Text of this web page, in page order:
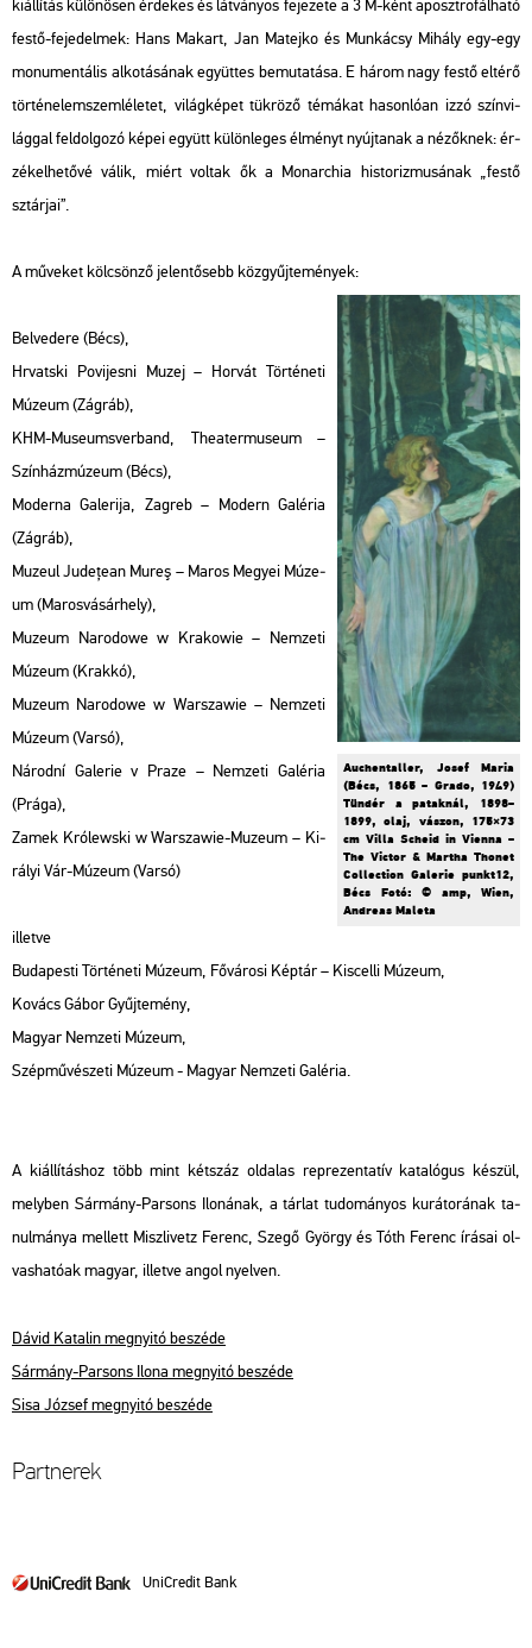
ki­ál­lí­tás kü­lö­nö­sen ér­de­kes és lát­vá­nyos fe­je­ze­te a 3 M-ként aposzt­ro­fál­ha­tó
festő-fe­je­del­mek: Hans Ma­kart, Jan Ma­tej­ko és Mun­ká­csy Mi­hály egy-egy
mo­nu­men­tá­lis al­ko­tá­sá­nak együt­tes be­mu­ta­tá­sa. E három nagy festő el­té­rő
tör­té­ne­lem­szem­lé­le­tet, vi­lág­ké­pet tük­rö­ző té­má­kat ha­son­ló­an izzó szín­vi­
lág­gal fel­dol­go­zó képei együtt kü­lön­le­ges él­ményt nyúj­ta­nak a né­zők­nek: ér­
zé­kel­he­tő­vé válik, miért vol­tak ők a Mo­nar­chia his­to­riz­mu­sá­nak „festő
sztár­jai”.
A mű­ve­ket köl­csön­ző je­len­tő­sebb köz­gyűj­te­mé­nyek:
Au­chental­ler, Josef Maria
(Bécs, 1865 – Grado, 1949)
Tün­dér a pa­tak­nál, 1898–
1899, olaj, vá­szon, 175×73
cm Villa Sche­id in Vi­en­na –
The Vic­tor & Mar­tha Tho­net
Coll­ec­ti­on Ga­le­rie punkt12,
Bécs Fotó: © amp, Wien,
And­re­as Ma­le­ta
Bel­ve­de­re (Bécs),
Hr­vat­s­ki Pov­ijes­ni Muzej – Hor­vát Tör­té­ne­ti
Mú­ze­um (Zág­ráb),
KHM-Mus­e­ums­ver­band, Thea­ter­mus­e­um –
Szín­ház­mú­ze­um (Bécs),
Mo­der­na Ga­le­ri­ja, Zagr­eb – Mo­dern Ga­lé­ria
(Zág­ráb),
Mu­ze­ul Judeţean Mureş – Maros Me­gyei Mú­ze­
um (Ma­ros­vá­sár­hely),
Mu­ze­um Na­ro­do­we w Kra­ko­wie – Nem­ze­ti
Mú­ze­um (Krak­kó),
Mu­ze­um Na­ro­do­we w War­sza­wie – Nem­ze­ti
Mú­ze­um (Varsó),
Ná­rod­ní Ga­le­rie v Praze – Nem­ze­ti Ga­lé­ria
(Prága),
Zamek Kró­lews­ki w War­sza­wie-Mu­ze­um – Ki­
rá­lyi Vár-Mú­ze­um (Varsó)
il­let­ve
Bu­da­pes­ti Tör­té­ne­ti Mú­ze­um, Fő­vá­ro­si Kép­tár – Kis­cel­li Mú­ze­um,
Ko­vács Gábor Gyűj­te­mény,
Ma­gyar Nem­ze­ti Mú­ze­um,
Szép­mű­vé­sze­ti Mú­ze­um - Ma­gyar Nem­ze­ti Ga­lé­ria.
A ki­ál­lí­tás­hoz több mint két­száz ol­da­las rep­re­zen­ta­tív ka­ta­ló­gus ké­szül,
mely­ben Sár­mány-Par­sons Ilo­ná­nak, a tár­lat tu­do­má­nyos ku­rá­to­rá­nak ta­
nul­má­nya mel­lett Misz­li­vetz Fe­renc, Szegő György és Tóth Fe­renc írá­sai ol­
vas­ha­tó­ak ma­gyar, il­let­ve angol nyel­ven.
Dávid Ka­ta­lin meg­nyi­tó be­szé­de
Sár­mány-Par­sons Ilona meg­nyi­tó be­szé­de
Sisa Jó­zsef meg­nyi­tó be­szé­de
Part­ne­rek
UniC­re­dit Bank